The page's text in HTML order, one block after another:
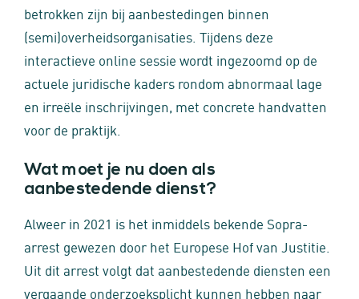
betrokken zijn bij aanbestedingen binnen
(semi)overheidsorganisaties. Tijdens deze
interactieve online sessie wordt ingezoomd op de
actuele juridische kaders rondom abnormaal lage
en irreële inschrijvingen, met concrete handvatten
voor de praktijk.
Wat moet je nu doen als
aanbestedende dienst?
Alweer in 2021 is het inmiddels bekende Sopra-
arrest gewezen door het Europese Hof van Justitie.
Uit dit arrest volgt dat aanbestedende diensten een
vergaande onderzoeksplicht kunnen hebben naar